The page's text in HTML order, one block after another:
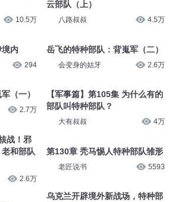
10.5万
内
294
（一）
2.7万
战！邪
和部队
2.6万
云部队（上）
八路叔叔 4.5万
岳飞的特种部队：背嵬军（二）
会变身的姑牙 2.6万
【军事篇】第105集 为什么有的
部队叫特种部队？
大有叔叔 4万
第130章 秃马惕人特种部队雏形
老匠说书 5593
乌克兰开辟境外新战场，特种部